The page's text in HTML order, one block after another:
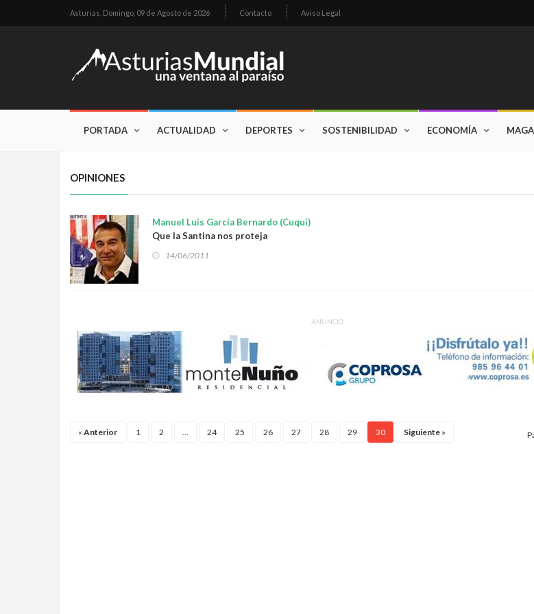
Asturias, Domingo, 09 de Agosto de 2026 Contacto Aviso Legal
PORTADA ACTUALIDAD DEPORTES SOSTENIBILIDAD ECONOMÍA
OPINIONES
Manuel Luis García Bernardo (Cuqui)
Que la Santina nos proteja
14/06/2011
ANUNCIO
« Anterior 1 2 ... 24 25 26 27 28 29 30 Siguiente »